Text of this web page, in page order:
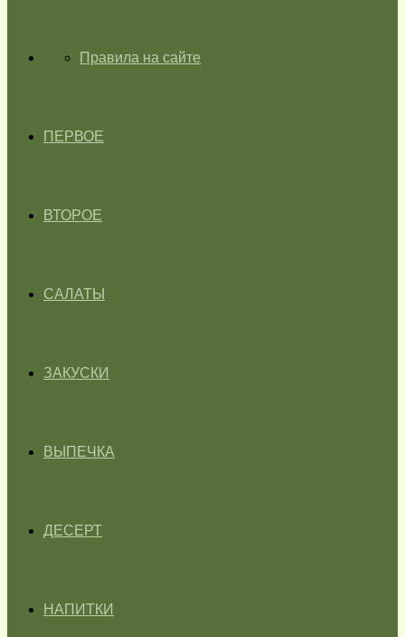
ГЛАВНАЯПравила на сайте
ПЕРВОЕ
ВТОРОЕ
САЛАТЫ
ЗАКУСКИ
ВЫПЕЧКА
ДЕСЕРТ
НАПИТКИ